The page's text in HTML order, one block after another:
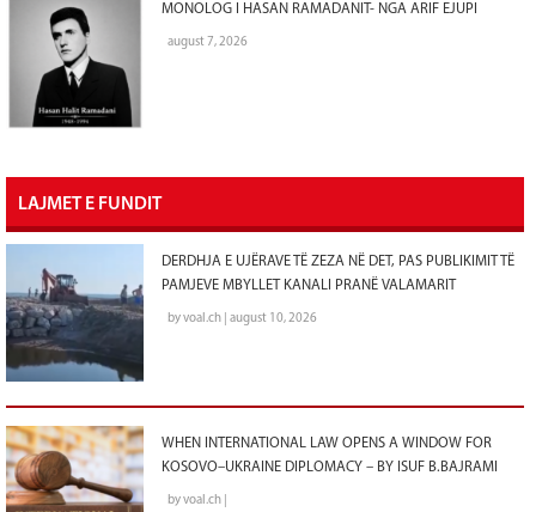
MONOLOG I HASAN RAMADANIT- NGA ARIF EJUPI
august 7, 2026
LAJMET E FUNDIT
DERDHJA E UJËRAVE TË ZEZA NË DET, PAS PUBLIKIMIT TË
PAMJEVE MBYLLET KANALI PRANË VALAMARIT
by voal.ch | august 10, 2026
WHEN INTERNATIONAL LAW OPENS A WINDOW FOR
KOSOVO–UKRAINE DIPLOMACY – BY ISUF B.BAJRAMI
by voal.ch |